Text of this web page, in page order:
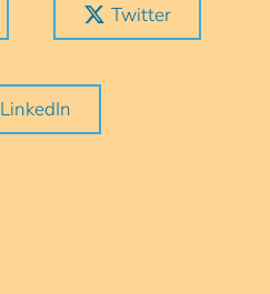
Twitter
LinkedIn